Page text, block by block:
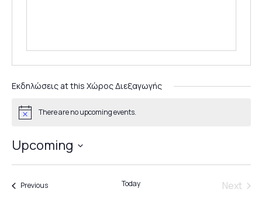
Εκδηλώσεις at this Χώρος Διεξαγωγής
Notice There are no upcoming events.
Upcoming
Select
PreviousΕκδηλώσεις Today
Next